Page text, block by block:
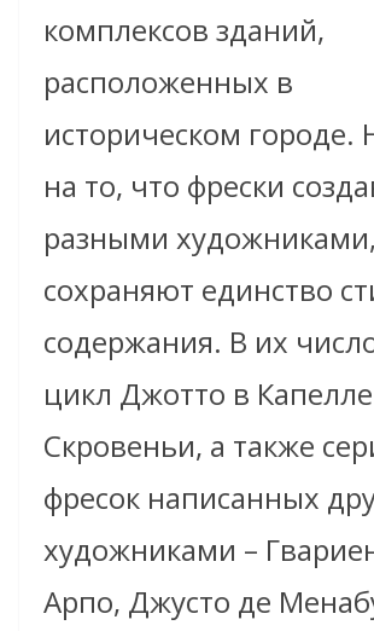
комплексов зданий,
расположенных в
историческом городе.
на то, что фрески
разными
сохраняют единство
содержания. В их
цикл Джотто в Капелле
Скровеньи, а также
фресок написанных
художниками –
Арпо, Джусто де